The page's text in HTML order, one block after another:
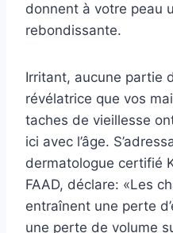
donnent à votre peau
rebondissante.
Irritant, aucune partie
révélatrice que vos
taches de vieillesse
ici avec l’âge.
dermatologue certifié
FAAD, déclare: «Les
entraînent une perte
une perte de volume